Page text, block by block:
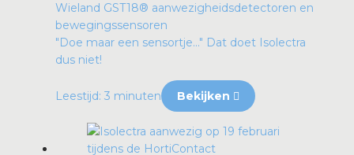
Wieland GST18® aanwezigheidsdetectoren en
bewegingssensoren
"Doe maar een sensortje…" Dat doet Isolectra
dus niet!
Leestijd: 3 minuten Bekijken